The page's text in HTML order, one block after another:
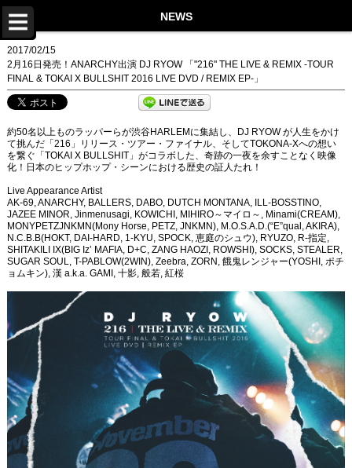
NEWS
2017/02/15
2月16日発売！ANARCHY出演 DJ RYOW 「"216" THE LIVE & REMIX -TOUR
FINAL & TOKAI X BULLSHIT 2016 LIVE DVD / REMIX EP-」
約50名以上ものラッパーらが渋谷HARLEMに集結し、DJ RYOW が人生をかけ
て挑んだ「216」リリース・ツアー・ファイナル、そしてTOKONA-Xへの想い
を繋ぐ「TOKAI X BULLSHIT」がコラボした、奇跡の一夜を余すことなく映像
化！日本のヒップホップ・シーンにおける歴史の証人たれ！
Live Appearance Artist
AK-69, ANARCHY, BALLERS, DABO, DUTCH MONTANA, ILL-BOSSTINO,
JAZEE MINOR, Jinmenusagi, KOWICHI, MIHIRO～マイロ～, Minami(CREAM),
MONYPETZJNKMN(Mony Horse, PETZ, JNKMN), M.O.S.A.D.(“E”qual, AKIRA),
N.C.B.B(HOKT, DAI-HARD, 1-KYU, SPOCK, 恵庭のシュウ), RYUZO, R-指定,
SHITAKILI IX(BIG Iz’ MAFIA, D+C, ZANG HAOZI, ROWSHI), SOCKS, STEALER,
SUGAR SOUL, T-PABLOW(2WIN), Zeebra, ZORN, 餓鬼レンジャー(YOSHI, ポチ
ョムキン), 漢 a.k.a. GAMI, 十影, 般若, 紅桜
NEWS
LIVE
DISCOGRAPHY
VIDEO
PROFILE
STORE
Twitter
Instagram
Facebook
YouTube